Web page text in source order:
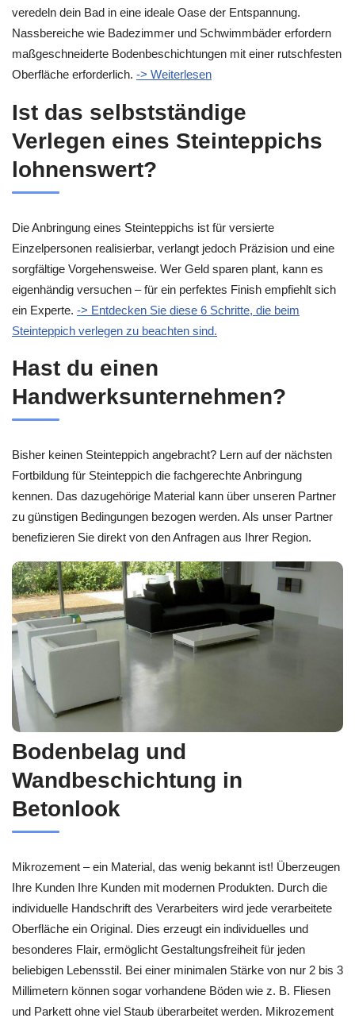
veredeln dein Bad in eine ideale Oase der Entspannung.
Nassbereiche wie Badezimmer und Schwimmbäder erfordern
maßgeschneiderte Bodenbeschichtungen mit einer rutschfesten
Oberfläche erforderlich. -> Weiterlesen
Ist das selbstständige
Verlegen eines Steinteppichs
lohnenswert?
Die Anbringung eines Steinteppichs ist für versierte
Einzelpersonen realisierbar, verlangt jedoch Präzision und eine
sorgfältige Vorgehensweise. Wer Geld sparen plant, kann es
eigenhändig versuchen – für ein perfektes Finish empfiehlt sich
ein Experte. -> Entdecken Sie diese 6 Schritte, die beim
Steinteppich verlegen zu beachten sind.
Hast du einen
Handwerksunternehmen?
Bisher keinen Steinteppich angebracht? Lern auf der nächsten
Fortbildung für Steinteppich die fachgerechte Anbringung
kennen. Das dazugehörige Material kann über unseren Partner
zu günstigen Bedingungen bezogen werden. Als unser Partner
benefizieren Sie direkt von den Anfragen aus Ihrer Region.
Bodenbelag und
Wandbeschichtung in
Betonlook
Mikrozement – ein Material, das wenig bekannt ist! Überzeugen
Ihre Kunden Ihre Kunden mit modernen Produkten. Durch die
individuelle Handschrift des Verarbeiters wird jede verarbeitete
Oberfläche ein Original. Dies erzeugt ein individuelles und
besonderes Flair, ermöglicht Gestaltungsfreiheit für jeden
beliebigen Lebensstil. Bei einer minimalen Stärke von nur 2 bis 3
Millimetern können sogar vorhandene Böden wie z. B. Fliesen
und Parkett ohne viel Staub überarbeitet werden. Mikrozement